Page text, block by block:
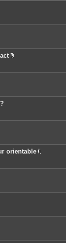
è
j
t
orientable
è
j
t